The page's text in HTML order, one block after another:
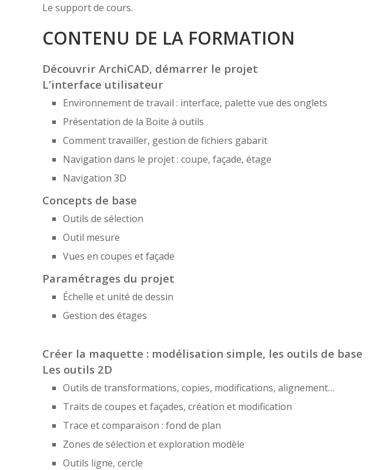
Le support de cours.
CONTENU DE LA FORMATION
Découvrir ArchiCAD, démarrer le projet
L’interface utilisateur
Environnement de travail : interface, palette vue des onglets
Présentation de la Boite à outils
Comment travailler, gestion de fichiers gabarit
Navigation dans le projet : coupe, façade, étage
Navigation 3D
Concepts de base
Outils de sélection
Outil mesure
Vues en coupes et façade
Paramétrages du projet
Échelle et unité de dessin
Gestion des étages
Créer la maquette : modélisation simple, les outils de base
Les outils 2D
Outils de transformations, copies, modifications, alignement…
Traits de coupes et façades, création et modification
Trace et comparaison : fond de plan
Zones de sélection et exploration modèle
Outils ligne, cercle